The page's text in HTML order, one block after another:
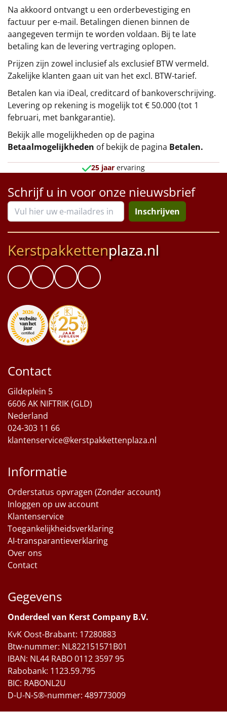
Na akkoord ontvangt u een orderbevestiging en
factuur per e-mail. Betalingen dienen binnen de
aangegeven termijn te worden voldaan. Bij te late
betaling kan de levering vertraging oplopen.
Prijzen zijn zowel inclusief als exclusief BTW vermeld.
Zakelijke klanten gaan uit van het excl. BTW-tarief.
Betalen kan via iDeal, creditcard of bankoverschrijving.
Levering op rekening is mogelijk tot € 50.000 (tot 1
februari, met bankgarantie).
Bekijk alle mogelijkheden op de pagina
Betaalmogelijkheden of bekijk de pagina Betalen.
25 jaar ervaring
Schrijf u in voor onze nieuwsbrief
Inschrijven
Kerstpakkettenplaza.nl
Contact
Gildeplein 5
6606 AK NIFTRIK (GLD)
Nederland
024-303 11 66
klantenservice@kerstpakkettenplaza.nl
Informatie
Orderstatus opvragen (Zonder account)
Inloggen op uw account
Klantenservice
Toegankelijkheidsverklaring
AI-transparantieverklaring
Over ons
Contact
Gegevens
Onderdeel van Kerst Company B.V.
KvK Oost-Brabant: 17280883
Btw-nummer: NL822151571B01
IBAN: NL44 RABO 0112 3597 95
Rabobank: 1123.59.795
BIC: RABONL2U
D-U-N-S®-nummer: 489773009